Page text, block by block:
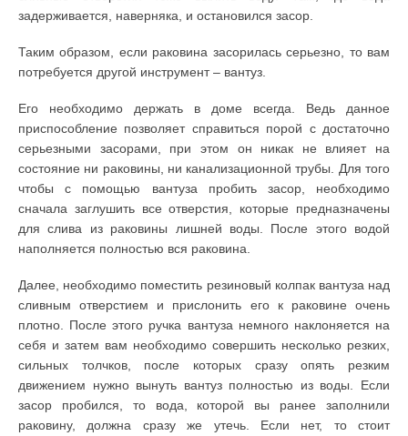
задерживается, наверняка, и остановился засор.
Таким образом, если раковина засорилась серьезно, то вам
потребуется другой инструмент – вантуз.
Его необходимо держать в доме всегда. Ведь данное
приспособление позволяет справиться порой с достаточно
серьезными засорами, при этом он никак не влияет на
состояние ни раковины, ни канализационной трубы. Для того
чтобы с помощью вантуза пробить засор, необходимо
сначала заглушить все отверстия, которые предназначены
для слива из раковины лишней воды. После этого водой
наполняется полностью вся раковина.
Далее, необходимо поместить резиновый колпак вантуза над
сливным отверстием и прислонить его к раковине очень
плотно. После этого ручка вантуза немного наклоняется на
себя и затем вам необходимо совершить несколько резких,
сильных толчков, после которых сразу опять резким
движением нужно вынуть вантуз полностью из воды. Если
засор пробился, то вода, которой вы ранее заполнили
раковину, должна сразу же утечь. Если нет, то стоит